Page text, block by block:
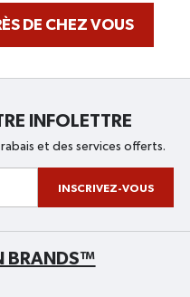
DE CHEZ VOUS
INFOLETTRE
et des services offerts.
INSCRIVEZ-VOUS
BRANDS™